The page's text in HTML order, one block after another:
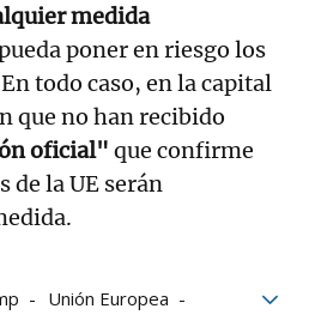
medida
poner en riesgo los
todo caso, en la capital
que no han recibido
oficial" que confirme
de la UE serán
Unión Europea